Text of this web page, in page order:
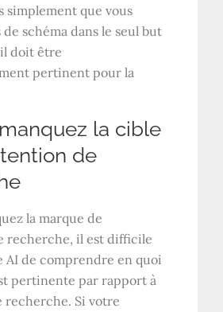
simplement que vous
de schéma dans le seul but
il doit être
pertinent pour la
la cible
de
la marque de
recherche, il est difficile
AI de comprendre en quoi
pertinente par rapport à
recherche. Si votre